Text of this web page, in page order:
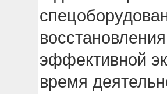
эффективной
время